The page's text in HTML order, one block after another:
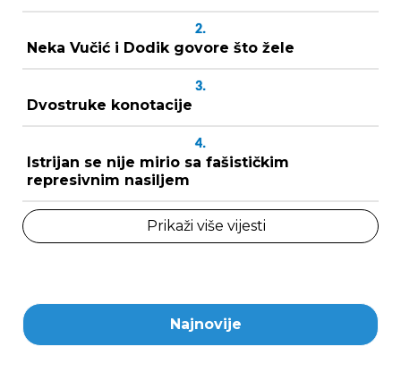
2.
Neka Vučić i Dodik govore što žele
3.
Dvostruke konotacije
4.
Istrijan se nije mirio sa fašističkim
represivnim nasiljem
Prikaži više vijesti
Najnovije